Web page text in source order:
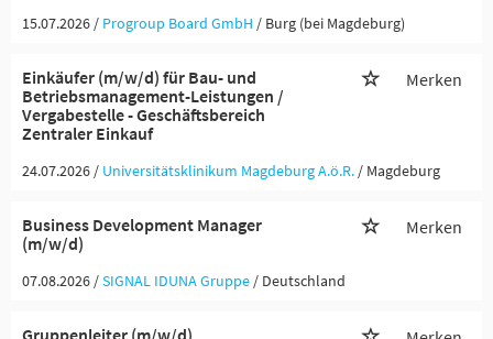
15.07.2026 / Progroup Board GmbH / Burg (bei Magdeburg)
Einkäufer (m/w/d) für Bau- und
Betriebsmanagement-Leistungen /
Vergabestelle - Geschäftsbereich
Zentraler Einkauf
Merken
24.07.2026 / Universitätsklinikum Magdeburg A.ö.R. / Magdeburg
Business Development Manager
(m/w/d)
Merken
07.08.2026 /SIGNAL IDUNA Gruppe / Deutschland
Gruppenleiter (m/w/d)